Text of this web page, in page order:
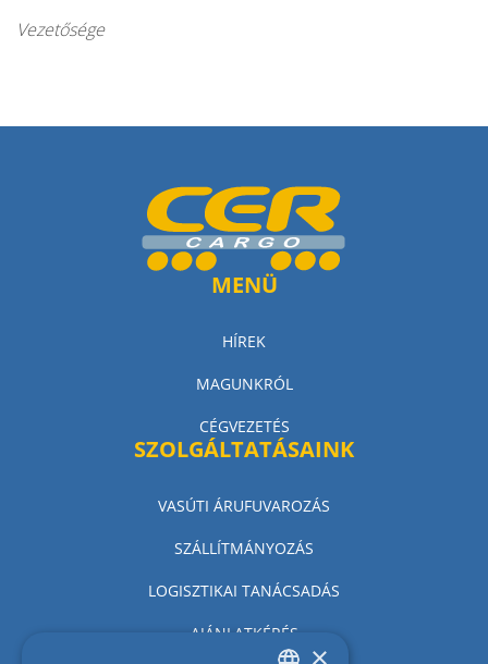
Vezetősége
MENÜ
HÍREK
MAGUNKRÓL
CÉGVEZETÉS
SZOLGÁLTATÁSAINK
VASÚTI ÁRUFUVAROZÁS
SZÁLLÍTMÁNYOZÁS
LOGISZTIKAI TANÁCSADÁS
AJÁNLATKÉRÉS
×